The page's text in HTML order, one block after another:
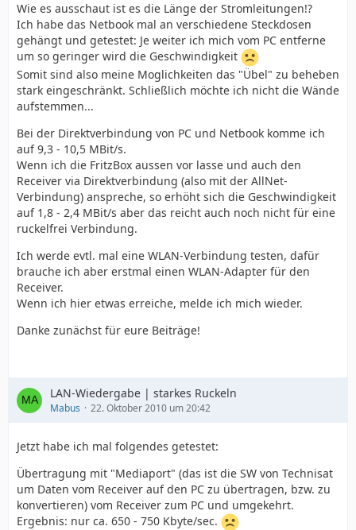
Wie es ausschaut ist es die Länge der Stromleitungen!?
Ich habe das Netbook mal an verschiedene Steckdosen
gehängt und getestet: Je weiter ich mich vom PC entferne
um so geringer wird die Geschwindigkeit
Somit sind also meine Moglichkeiten das "Übel" zu beheben
stark eingeschränkt. Schließlich möchte ich nicht die Wände
aufstemmen...
Bei der Direktverbindung von PC und Netbook komme ich
auf 9,3 - 10,5 MBit/s.
Wenn ich die FritzBox aussen vor lasse und auch den
Receiver via Direktverbindung (also mit der AllNet-
Verbindung) anspreche, so erhöht sich die Geschwindigkeit
auf 1,8 - 2,4 MBit/s aber das reicht auch noch nicht für eine
ruckelfrei Verbindung.
Ich werde evtl. mal eine WLAN-Verbindung testen, dafür
brauche ich aber erstmal einen WLAN-Adapter für den
Receiver.
Wenn ich hier etwas erreiche, melde ich mich wieder.
Danke zunächst für eure Beiträge!
LAN-Wiedergabe | starkes Ruckeln
Mabus 22. Oktober 2010 um 20:42
Jetzt habe ich mal folgendes getestet:
Übertragung mit "Mediaport" (das ist die SW von Technisat
um Daten vom Receiver auf den PC zu übertragen, bzw. zu
konvertieren) vom Receiver zum PC und umgekehrt.
Ergebnis: nur ca. 650 - 750 Kbyte/sec.